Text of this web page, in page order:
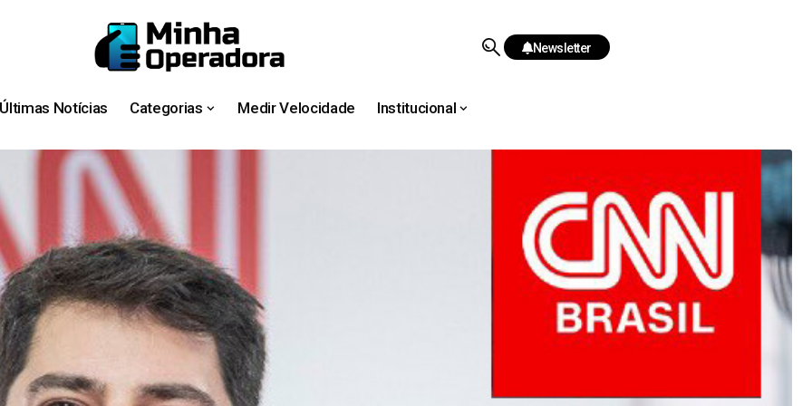
Newsletter
Últimas Notícias Categorias Medir Velocidade Institucional